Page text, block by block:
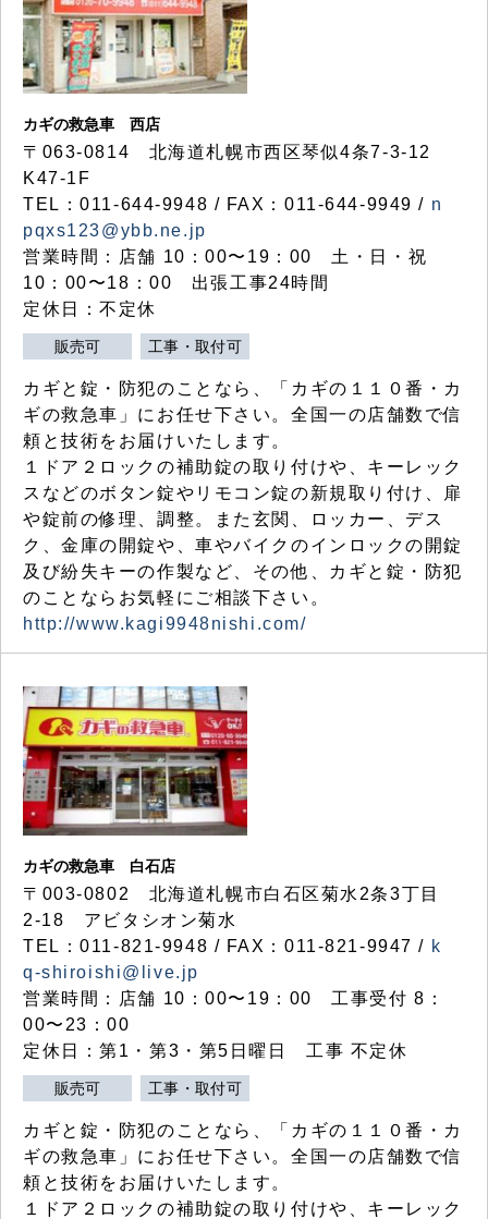
カギの救急車 西店
〒063-0814 北海道札幌市西区琴似4条7-3-12
K47-1F
TEL：011-644-9948 / FAX：011-644-9949 / n
pqxs123@ybb.ne.jp
営業時間：店舗 10：00〜19：00 土・日・祝
10：00〜18：00 出張工事24時間
定休日：不定休
販売可 工事・取付可
カギと錠・防犯のことなら、「カギの１１０番・カ
ギの救急車」にお任せ下さい。全国一の店舗数で信
頼と技術をお届けいたします。
１ドア２ロックの補助錠の取り付けや、キーレック
スなどのボタン錠やリモコン錠の新規取り付け、扉
や錠前の修理、調整。また玄関、ロッカー、デス
ク、金庫の開錠や、車やバイクのインロックの開錠
及び紛失キーの作製など、その他、カギと錠・防犯
のことならお気軽にご相談下さい。
http://www.kagi9948nishi.com/
カギの救急車 白石店
〒003-0802 北海道札幌市白石区菊水2条3丁目
2-18 アビタシオン菊水
TEL：011-821-9948 / FAX：011-821-9947 / k
q-shiroishi@live.jp
営業時間：店舗 10：00〜19：00 工事受付 8：
00〜23：00
定休日：第1・第3・第5日曜日 工事 不定休
販売可 工事・取付可
カギと錠・防犯のことなら、「カギの１１０番・カ
ギの救急車」にお任せ下さい。全国一の店舗数で信
頼と技術をお届けいたします。
１ドア２ロックの補助錠の取り付けや、キーレック